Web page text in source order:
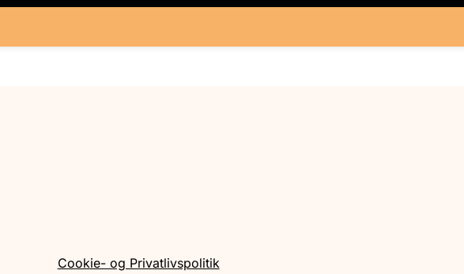
Cookie- og Privatlivspolitik